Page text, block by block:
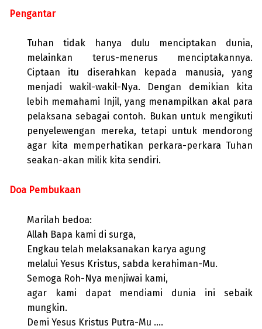
Pengantar
Tuhan tidak hanya dulu menciptakan dunia,
melainkan terus-menerus menciptakannya.
Ciptaan itu diserahkan kepada manusia, yang
menjadi wakil-wakil-Nya. Dengan demikian kita
lebih memahami Injil, yang menampilkan akal para
pelaksana sebagai contoh. Bukan untuk mengikuti
penyelewengan mereka, tetapi untuk mendorong
agar kita memperhatikan perkara-perkara Tuhan
seakan-akan milik kita sendiri.
Doa Pembukaan
Marilah bedoa:
Allah Bapa kami di surga,
Engkau telah melaksanakan karya agung
melalui Yesus Kristus, sabda kerahiman-Mu.
Semoga Roh-Nya menjiwai kami,
agar kami dapat mendiami dunia ini sebaik
mungkin.
Demi Yesus Kristus Putra-Mu ….